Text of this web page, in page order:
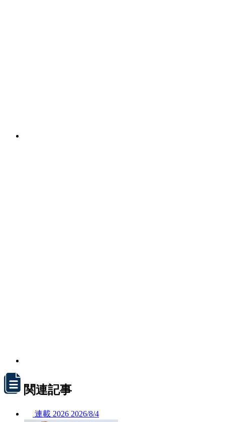
関連記事
連載 2026 2026/8/4